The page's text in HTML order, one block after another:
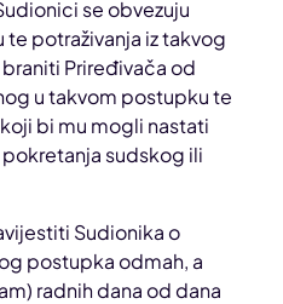
se obvezuju
potraživanja iz takvog
Priređivača od
u takvom postupku te
bi mu mogli nastati
sudskog ili
Sudionika o
postupka odmah, a
radnih dana od dana